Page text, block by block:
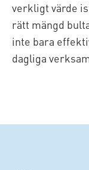
verkligt värde
rätt mängd
inte bara
dagliga